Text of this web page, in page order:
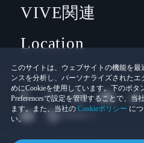
このサイトは、ウェブサイトの機能を
ンスを分析し、パーソナライズされた
めにCookieを使用しています。下のボタ
Preferencesで設定を管理することで、当
ます。また、当社の Cookieポリシー に
い。
VIVE関連
Location